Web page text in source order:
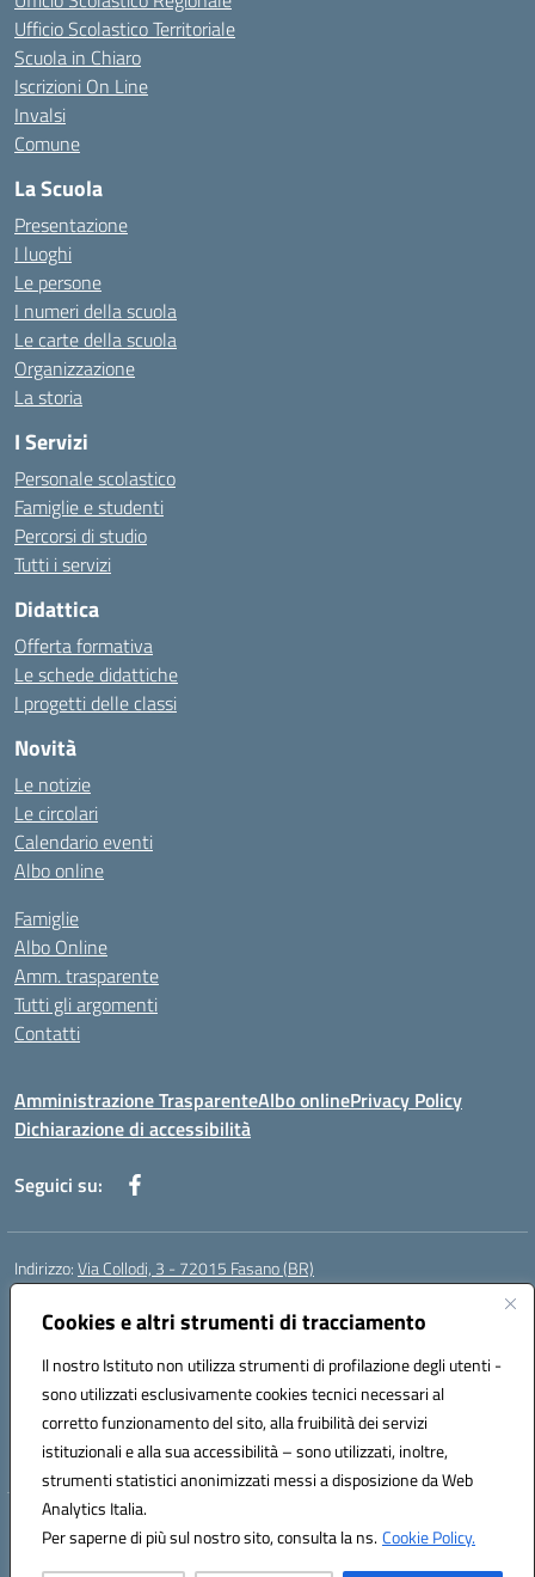
Cookies e altri strumenti di tracciamento
Il nostro Istituto non utilizza strumenti di profilazione degli utenti -
sono utilizzati esclusivamente cookies tecnici necessari al
corretto funzionamento del sito, alla fruibilità dei servizi
istituzionali e alla sua accessibilità – sono utilizzati, inoltre,
strumenti statistici anonimizzati messi a disposizione da Web
Analytics Italia.
Per saperne di più sul nostro sito, consulta la ns.Cookie Policy.
Ufficio Scolastico Territoriale
Scuola in Chiaro
Iscrizioni On Line
Invalsi
Comune
La Scuola
Presentazione
I luoghi
Le persone
I numeri della scuola
Le carte della scuola
Organizzazione
La storia
I Servizi
Personale scolastico
Famiglie e studenti
Percorsi di studio
Tutti i servizi
Didattica
Offerta formativa
Le schede didattiche
I progetti delle classi
Novità
Le notizie
Le circolari
Calendario eventi
Albo online
Famiglie
Albo Online
Amm. trasparente
Tutti gli argomenti
Contatti
Amministrazione TrasparenteAlbo onlinePrivacy Policy
Dichiarazione di accessibilità
Seguici su:
Indirizzo:Via Collodi, 3 - 72015 Fasano (BR)
Centralino:
Posta elettronica certificata (PEC):bric839004@pec.istruzione.it
Codice fiscale: 90059320748
Codice meccanografico:BRIC839004
Codice Indice delle Pubbliche Amministrazioni (IPA): istsc_bree02200r
Codice unico di fatturazione (CUF): MIL3BD
Hosting & Powered by 3D Solution S.r.l.
Concept & Design by Designers Italia